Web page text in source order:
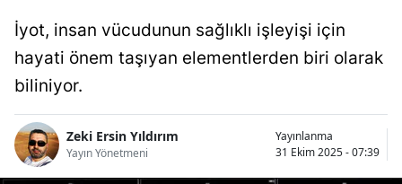
Aydın
Bingöl
İyot, insan vücudunun sağlıklı işleyişi için
hayati önem taşıyan elementlerden biri olarak
biliniyor.
Zeki Ersin Yıldırım
Yayın Yönetmeni
Yayınlanma
31 Ekim 2025 - 07:39